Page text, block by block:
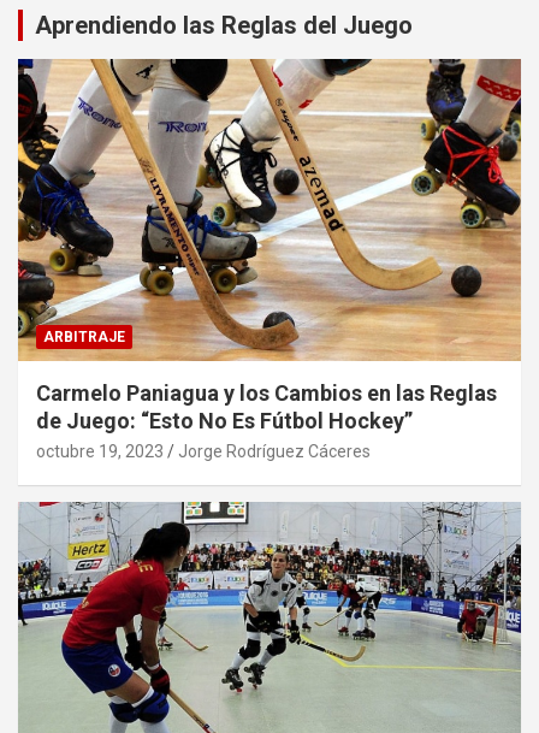
Aprendiendo las Reglas del Juego
ARBITRAJE
Carmelo Paniagua y los Cambios en las Reglas
de Juego: “Esto No Es Fútbol Hockey”
octubre 19, 2023 Jorge Rodríguez Cáceres